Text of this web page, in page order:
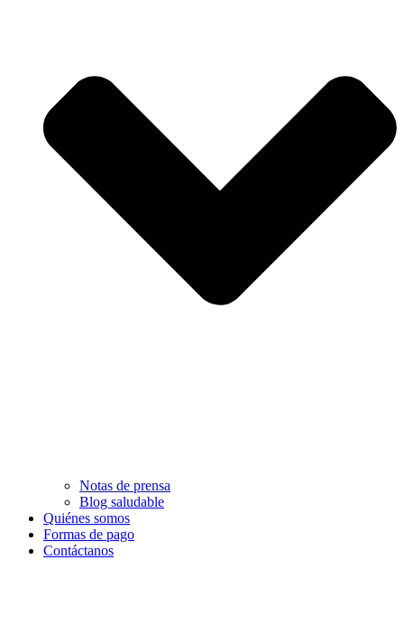
Notas de prensa
Blog saludable
Quiénes somos
Formas de pago
Contáctanos